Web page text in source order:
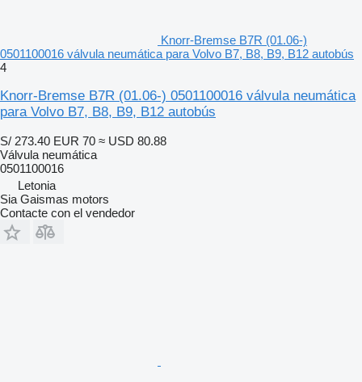
Knorr-Bremse B7R (01.06-)
0501100016 válvula neumática para Volvo B7, B8, B9, B12 autobús
4
Knorr-Bremse B7R (01.06-) 0501100016 válvula neumática
para Volvo B7, B8, B9, B12 autobús
S/ 273.40 EUR 70 ≈ USD 80.88
Válvula neumática
0501100016
Letonia
Sia Gaismas motors
Contacte con el vendedor